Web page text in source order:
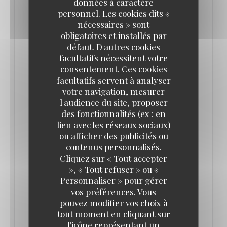
personnel. Les cookies dits «
nécessaires » sont
obligatoires et installés par
défaut. D'autres cookies
facultatifs nécessitent votre
consentement. Ces cookies
facultatifs servent à analyser
votre navigation, mesurer
l'audience du site, proposer
des fonctionnalités (ex : en
lien avec les réseaux sociaux)
ou afficher des publicités ou
contenus personnalisés.
Cliquez sur « Tout accepter
», « Tout refuser » ou «
Personnaliser » pour gérer
vos préférences. Vous
pouvez modifier vos choix à
tout moment en cliquant sur
l'icône représentant un
promesse d’offrir l’expérience d’une brasserie
parisienne chez Mickey comme il en existe tant
d’autres partout dans la capitale…Restaurant de
type brasserie, elle constitue le premier élément
d'envergure de la profonde refonte de Disney
Village désormais engagée. Il remplace ainsi le Café
Mickey, restaurant qui avait lui-même pris la place
du Los Angeles Bar & Grill en 2002.
Gérée par le Groupe Bertrand (gestionnaire de
grandes brasseries parisiennes comme Brasserie
Lipp ou La Coupole) et disposant de plus de 500
places, la Brasserie Rosalie propose une cuisine
française traditionnelle et de grandes terrasses
avec vue sur le Lake Disney.